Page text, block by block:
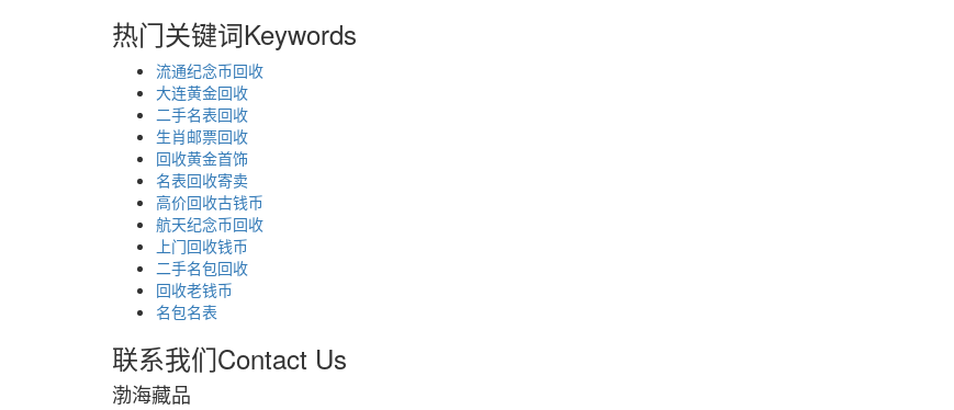
热门关键词Keywords
流通纪念币回收
大连黄金回收
二手名表回收
生肖邮票回收
回收黄金首饰
名表回收寄卖
高价回收古钱币
航天纪念币回收
上门回收钱币
二手名包回收
回收老钱币
名包名表
联系我们Contact Us
渤海藏品